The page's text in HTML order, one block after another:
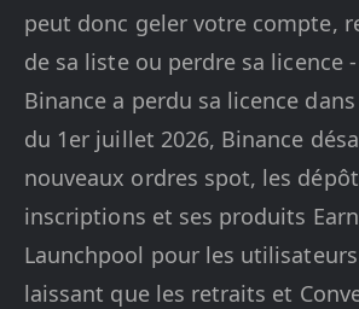
peut donc geler votre compte,
de sa liste ou perdre sa licence
Binance a perdu sa licence dans
du 1er juillet 2026, Binance
nouveaux ordres spot, les
inscriptions et ses produits
Launchpool pour les utilisateurs
laissant que les retraits et